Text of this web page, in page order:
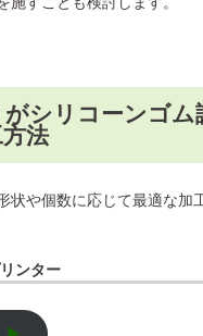
シリコーンゴム
法
状や個数に応じて最適な加
ンター